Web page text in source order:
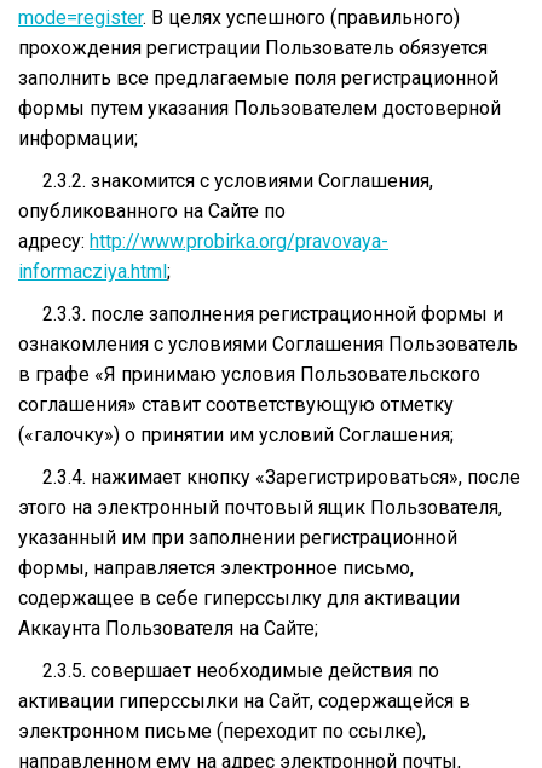
mode=register. В целях успешного (правильного)
прохождения регистрации Пользователь обязуется
заполнить все предлагаемые поля регистрационной
формы путем указания Пользователем достоверной
информации;
2.3.2. знакомится с условиями Соглашения,
опубликованного на Сайте по
адресу: http://www.probirka.org/pravovaya-
informacziya.html;
2.3.3. после заполнения регистрационной формы и
ознакомления с условиями Соглашения Пользователь
в графе «Я принимаю условия Пользовательского
соглашения» ставит соответствующую отметку
(«галочку») о принятии им условий Соглашения;
2.3.4. нажимает кнопку «Зарегистрироваться», после
этого на электронный почтовый ящик Пользователя,
указанный им при заполнении регистрационной
формы, направляется электронное письмо,
содержащее в себе гиперссылку для активации
Аккаунта Пользователя на Сайте;
2.3.5. совершает необходимые действия по
активации гиперссылки на Сайт, содержащейся в
электронном письме (переходит по ссылке),
направленном ему на адрес электронной почты,